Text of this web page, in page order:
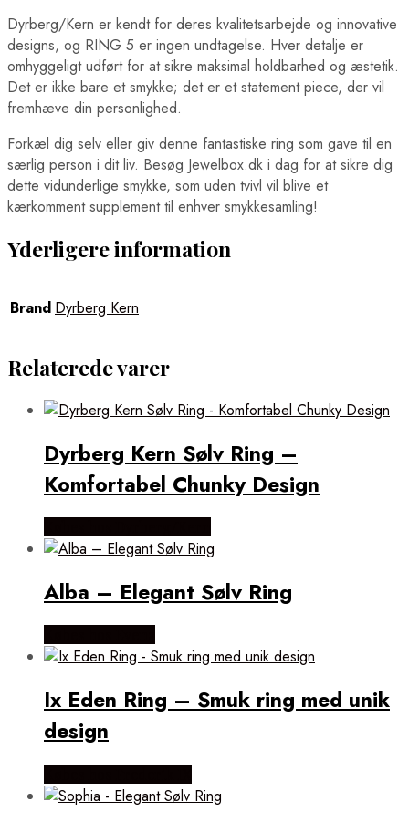
Dyrberg/Kern er kendt for deres kvalitetsarbejde og innovative
designs, og RING 5 er ingen undtagelse. Hver detalje er
omhyggeligt udført for at sikre maksimal holdbarhed og æstetik.
Det er ikke bare et smykke; det er et statement piece, der vil
fremhæve din personlighed.
Forkæl dig selv eller giv denne fantastiske ring som gave til en
særlig person i dit liv. Besøg Jewelbox.dk i dag for at sikre dig
dette vidunderlige smykke, som uden tvivl vil blive et
kærkomment supplement til enhver smykkesamling!
Yderligere information
Brand Dyrberg Kern
Relaterede varer
Dyrberg Kern Sølv Ring –
Komfortabel Chunky Design
Alba – Elegant Sølv Ring
Ix Eden Ring – Smuk ring med unik
design